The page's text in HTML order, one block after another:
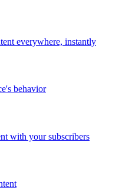
everywhere, instantly
behavior
with your subscribers